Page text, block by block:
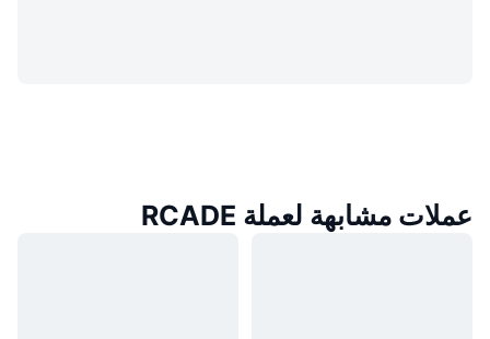
عملات مشابهة لعملة RCADE